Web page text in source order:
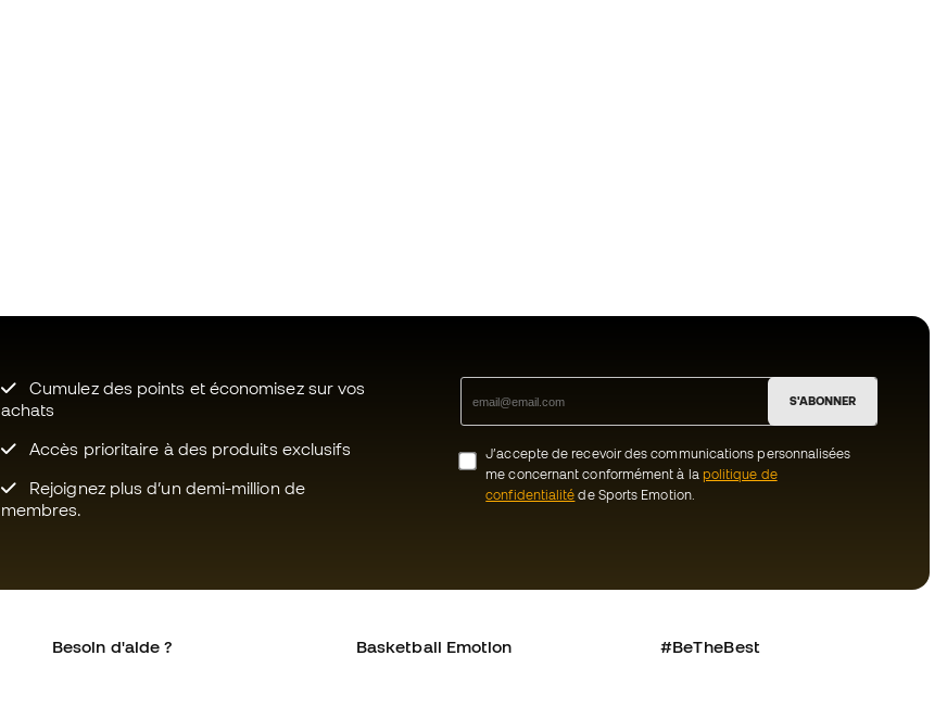
Cumulez des points et économisez sur vos
achats
Accès prioritaire à des produits exclusifs
Rejoignez plus d’un demi-million de
membres.
S'ABONNER
J’accepte de recevoir des communications personnalisées
me concernant conformément à la politique de
confidentialité de Sports Emotion.
Besoin d'aide ? Basketball Emotion #BeTheBest